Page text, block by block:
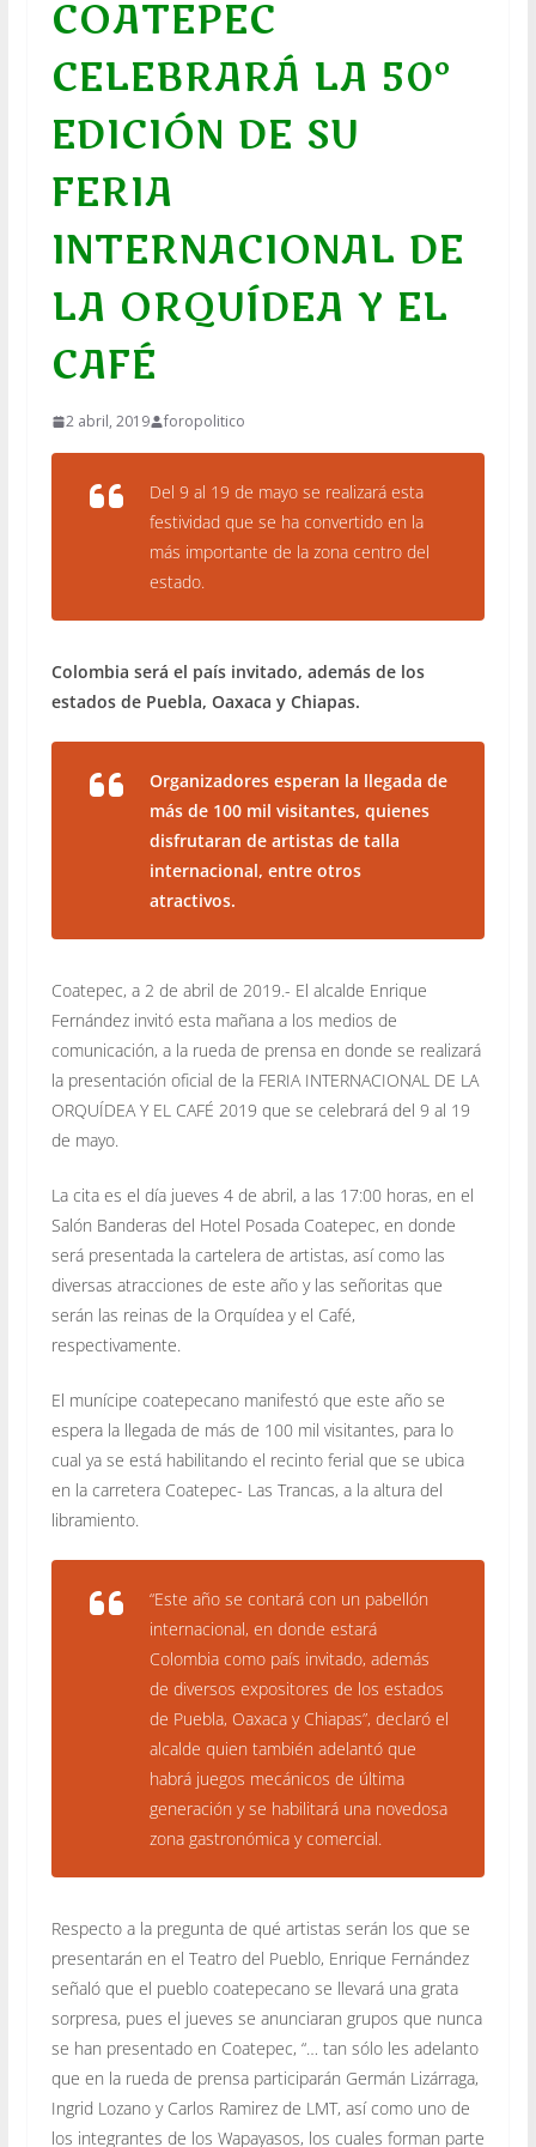
COATEPEC
CELEBRARÁ LA 50º
EDICIÓN DE SU
FERIA
INTERNACIONAL DE
LA ORQUÍDEA Y EL
CAFÉ
2 abril, 2019 foropolitico
Del 9 al 19 de mayo se realizará esta
festividad que se ha convertido en la
más importante de la zona centro del
estado.
Colombia será el país invitado, además de los
estados de Puebla, Oaxaca y Chiapas.
Organizadores esperan la llegada de
más de 100 mil visitantes, quienes
disfrutaran de artistas de talla
internacional, entre otros
atractivos.
Coatepec, a 2 de abril de 2019.- El alcalde Enrique
Fernández invitó esta mañana a los medios de
comunicación, a la rueda de prensa en donde se realizará
la presentación oficial de la FERIA INTERNACIONAL DE LA
ORQUÍDEA Y EL CAFÉ 2019 que se celebrará del 9 al 19
de mayo.
La cita es el día jueves 4 de abril, a las 17:00 horas, en el
Salón Banderas del Hotel Posada Coatepec, en donde
será presentada la cartelera de artistas, así como las
diversas atracciones de este año y las señoritas que
serán las reinas de la Orquídea y el Café,
respectivamente.
El munícipe coatepecano manifestó que este año se
espera la llegada de más de 100 mil visitantes, para lo
cual ya se está habilitando el recinto ferial que se ubica
en la carretera Coatepec- Las Trancas, a la altura del
libramiento.
“Este año se contará con un pabellón
internacional, en donde estará
Colombia como país invitado, además
de diversos expositores de los estados
de Puebla, Oaxaca y Chiapas”, declaró el
alcalde quien también adelantó que
habrá juegos mecánicos de última
generación y se habilitará una novedosa
zona gastronómica y comercial.
Respecto a la pregunta de qué artistas serán los que se
presentarán en el Teatro del Pueblo, Enrique Fernández
señaló que el pueblo coatepecano se llevará una grata
sorpresa, pues el jueves se anunciaran grupos que nunca
se han presentado en Coatepec, “… tan sólo les adelanto
que en la rueda de prensa participarán Germán Lizárraga,
Ingrid Lozano y Carlos Ramirez de LMT, así como uno de
los integrantes de los Wapayasos, los cuales forman parte